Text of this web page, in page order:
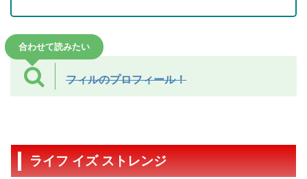
合わせて読みたい
フィルのプロフィール！
ライフ イズ ストレンジ